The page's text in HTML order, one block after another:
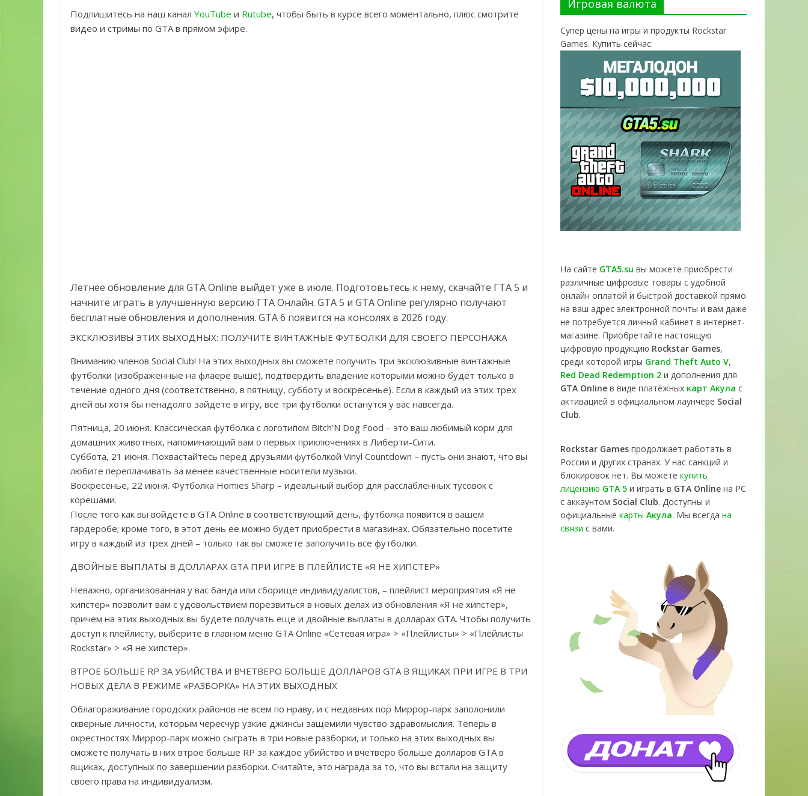
Подпишитесь на наш канал YouTube и Rutube, чтобы быть в курсе всего моментально, плюс смотрите
видео и стримы по GTA в прямом эфире.
Летнее обновление для GTA Online выйдет уже в июле. Подготовьтесь к нему, скачайте ГТА 5 и
начните играть в улучшенную версию ГТА Онлайн. GTA 5 и GTA Online регулярно получают
бесплатные обновления и дополнения. GTA 6 появится на консолях в 2026 году.
ЭКСКЛЮЗИВЫ ЭТИХ ВЫХОДНЫХ: ПОЛУЧИТЕ ВИНТАЖНЫЕ ФУТБОЛКИ ДЛЯ СВОЕГО ПЕРСОНАЖА
Вниманию членов Social Club! На этих выходных вы сможете получить три эксклюзивные винтажные
футболки (изображенные на флаере выше), подтвердить владение которыми можно будет только в
течение одного дня (соответственно, в пятницу, субботу и воскресенье). Если в каждый из этих трех
дней вы хотя бы ненадолго зайдете в игру, все три футболки останутся у вас навсегда.
Пятница, 20 июня. Классическая футболка с логотипом Bitch’N Dog Food – это ваш любимый корм для
домашних животных, напоминающий вам о первых приключениях в Либерти-Сити.
Суббота, 21 июня. Похвастайтесь перед друзьями футболкой Vinyl Countdown – пусть они знают, что вы
любите переплачивать за менее качественные носители музыки.
Воскресенье, 22 июня. Футболка Homies Sharp – идеальный выбор для расслабленных тусовок с
корешами.
После того как вы войдете в GTA Online в соответствующий день, футболка появится в вашем
гардеробе; кроме того, в этот день ее можно будет приобрести в магазинах. Обязательно посетите
игру в каждый из трех дней – только так вы сможете заполучить все футболки.
ДВОЙНЫЕ ВЫПЛАТЫ В ДОЛЛАРАХ GTA ПРИ ИГРЕ В ПЛЕЙЛИСТЕ «Я НЕ ХИПСТЕР»
Неважно, организованная у вас банда или сборище индивидуалистов, – плейлист мероприятия «Я не
хипстер» позволит вам с удовольствием порезвиться в новых делах из обновления «Я не хипстер»,
причем на этих выходных вы будете получать еще и двойные выплаты в долларах GTA. Чтобы получить
доступ к плейлисту, выберите в главном меню GTA Online «Сетевая игра» > «Плейлисты» > «Плейлисты
Rockstar» > «Я не хипстер».
ВТРОЕ БОЛЬШЕ RP ЗА УБИЙСТВА И ВЧЕТВЕРО БОЛЬШЕ ДОЛЛАРОВ GTA В ЯЩИКАХ ПРИ ИГРЕ В ТРИ
НОВЫХ ДЕЛА В РЕЖИМЕ «РАЗБОРКА» НА ЭТИХ ВЫХОДНЫХ
Облагораживание городских районов не всем по нраву, и с недавних пор Миррор-парк заполонили
скверные личности, которым чересчур узкие джинсы защемили чувство здравомыслия. Теперь в
окрестностях Миррор-парк можно сыграть в три новые разборки, и только на этих выходных вы
сможете получать в них втрое больше RP за каждое убийство и вчетверо больше долларов GTA в
ящиках, доступных по завершении разборки. Считайте, это награда за то, что вы встали на защиту
своего права на индивидуализм.
Игровая валюта
Супер цены на игры и продукты Rockstar
Games. Купить сейчас:
На сайте GTA5.su вы можете приобрести
различные цифровые товары с удобной
онлайн оплатой и быстрой доставкой прямо
на ваш адрес электронной почты и вам даже
не потребуется личный кабинет в интернет-
магазине. Приобретайте настоящую
цифровую продукцию Rockstar Games,
среди которой игры Grand Theft Auto V,
Red Dead Redemption 2 и дополнения для
GTA Online в виде платёжных карт Акула с
активацией в официальном лаунчере Social
Club.
Rockstar Games продолжает работать в
России и других странах. У нас санкций и
блокировок нет. Вы можете купить
лицензию GTA 5 и играть в GTA Online на PC
с аккаунтом Social Club. Доступны и
официальные карты Акула. Мы всегда на
связи с вами.